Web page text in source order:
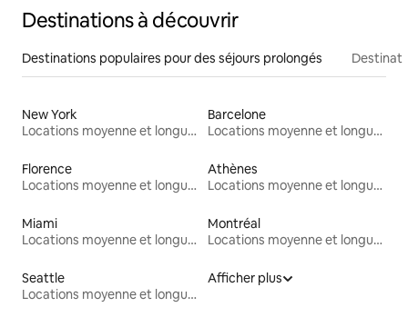
Destinations à découvrir
Destinations populaires pour des séjours prolongés
New York
Locations moyenne et longue durée
Barcelone
Locations moyenne et longue durée
Florence
Locations moyenne et longue durée
Athènes
Locations moyenne et longue durée
Miami
Locations moyenne et longue durée
Montréal
Locations moyenne et longue durée
Seattle
Locations moyenne et longue durée
Afficher plus